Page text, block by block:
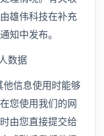
雄伟科技在补充
知中发布。
数据
他信息使用时能够
您使用我们的网
由您直接提交给